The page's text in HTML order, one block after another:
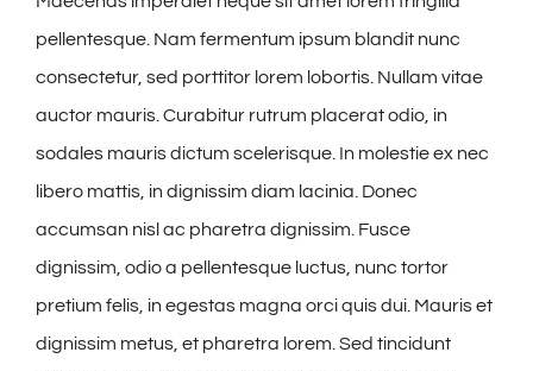
pellentesque. Nam fermentum ipsum blandit nunc
consectetur, sed porttitor lorem lobortis. Nullam vitae
auctor mauris. Curabitur rutrum placerat odio, in
sodales mauris dictum scelerisque. In molestie ex nec
libero mattis, in dignissim diam lacinia. Donec
accumsan nisl ac pharetra dignissim. Fusce
dignissim, odio a pellentesque luctus, nunc tortor
pretium felis, in egestas magna orci quis dui. Mauris et
dignissim metus, et pharetra lorem. Sed tincidunt